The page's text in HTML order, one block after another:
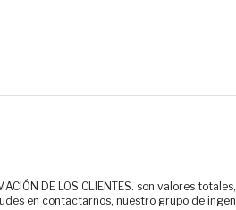
DE LOS CLIENTES. son valores
en contactarnos, nuestro grupo de